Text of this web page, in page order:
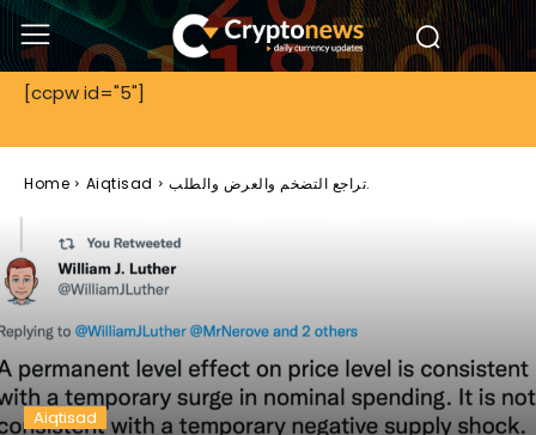
[ccpw id="5"]
Home Aiqtisad تراجع التضخم والعرض والطلب.
Aiqtisad